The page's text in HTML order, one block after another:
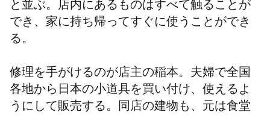
と並ぶ。店内にあるものはすべて触ることが
でき、家に持ち帰ってすぐに使うことができ
る。
修理を手がけるのが店主の稲本。夫婦で全国
各地から日本の小道具を買い付け、使えるよ
うにして販売する。同店の建物も、元は食堂